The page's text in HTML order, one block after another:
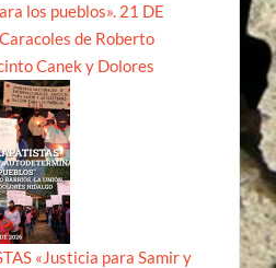
los pueblos». 21 DE
de Roberto
Canek y Dolores
«Justicia para Samir y